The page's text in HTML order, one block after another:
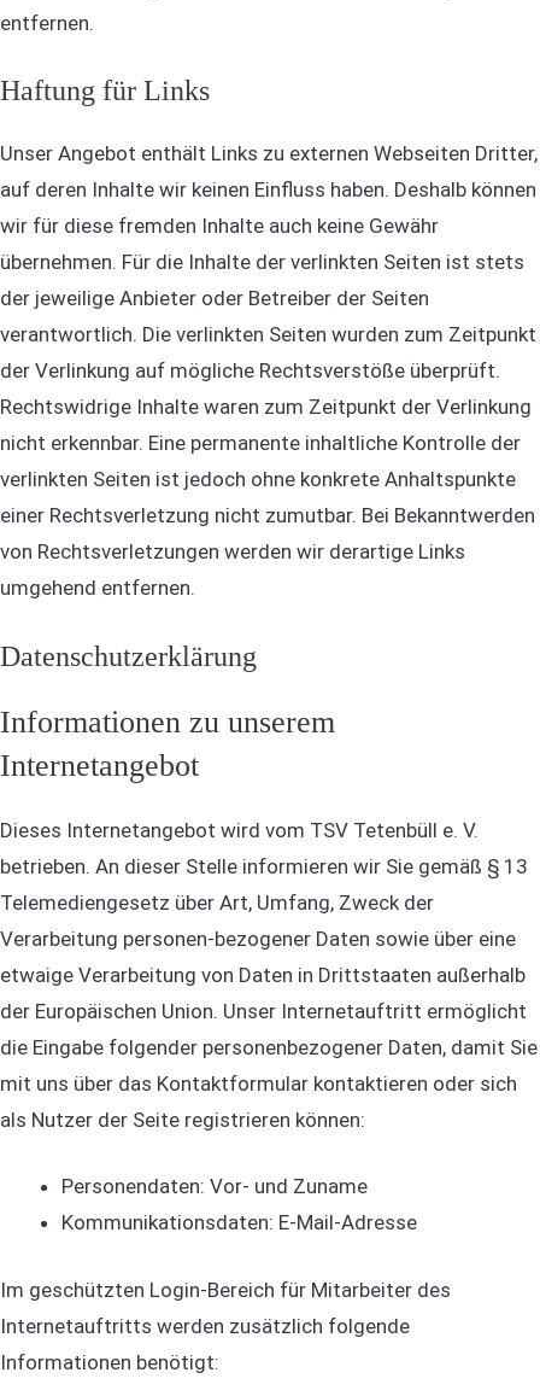
entfernen.
Haftung für Links
Unser Angebot enthält Links zu externen Webseiten Dritter,
auf deren Inhalte wir keinen Einfluss haben. Deshalb können
wir für diese fremden Inhalte auch keine Gewähr
übernehmen. Für die Inhalte der verlinkten Seiten ist stets
der jeweilige Anbieter oder Betreiber der Seiten
verantwortlich. Die verlinkten Seiten wurden zum Zeitpunkt
der Verlinkung auf mögliche Rechtsverstöße überprüft.
Rechtswidrige Inhalte waren zum Zeitpunkt der Verlinkung
nicht erkennbar. Eine permanente inhaltliche Kontrolle der
verlinkten Seiten ist jedoch ohne konkrete Anhaltspunkte
einer Rechtsverletzung nicht zumutbar. Bei Bekanntwerden
von Rechtsverletzungen werden wir derartige Links
umgehend entfernen.
Datenschutzerklärung
Informationen zu unserem
Internetangebot
Dieses Internetangebot wird vom TSV Tetenbüll e. V.
betrieben. An dieser Stelle informieren wir Sie gemäß § 13
Telemediengesetz über Art, Umfang, Zweck der
Verarbeitung personen-bezogener Daten sowie über eine
etwaige Verarbeitung von Daten in Drittstaaten außerhalb
der Europäischen Union. Unser Internetauftritt ermöglicht
die Eingabe folgender personenbezogener Daten, damit Sie
mit uns über das Kontaktformular kontaktieren oder sich
als Nutzer der Seite registrieren können:
Personendaten: Vor- und Zuname
Kommunikationsdaten: E-Mail-Adresse
Im geschützten Login-Bereich für Mitarbeiter des
Internetauftritts werden zusätzlich folgende
Informationen benötigt: